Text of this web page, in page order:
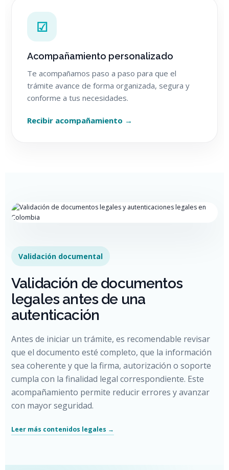
☑
Acompañamiento personalizado
Te acompañamos paso a paso para que el
trámite avance de forma organizada, segura y
conforme a tus necesidades.
Recibir acompañamiento →
Validación documental
Validación de documentos
legales antes de una
autenticación
Antes de iniciar un trámite, es recomendable revisar
que el documento esté completo, que la información
sea coherente y que la firma, autorización o soporte
cumpla con la finalidad legal correspondiente. Este
acompañamiento permite reducir errores y avanzar
con mayor seguridad.
Leer más contenidos legales →